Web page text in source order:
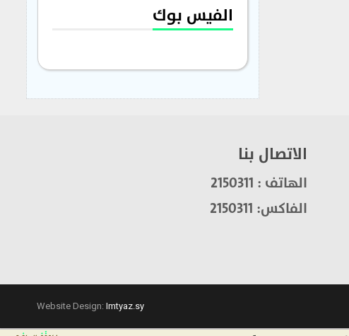
الفيس بوك
الاتصال بنا
الهاتف : 2150311
الفاكس: 2150311
Website Design: Imtyaz.sy